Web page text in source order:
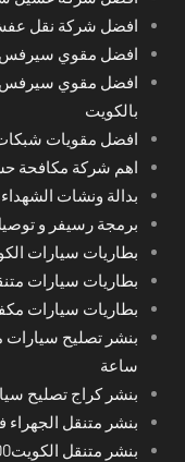
افضل شركة نقل عفش
افضل مقوي سيرفس
افضل مقوي سيرفس
بالكويت
افضل مقويات
اهم شركة مكافحة
بدالة ونشات
برمجة رسيفر و توصيل ريموت 24 ساعة
بطاريات سيارات
بطاريات سيارات
بطاريات سيارات
ساعة
بنشر كراج تصليح
بنشر متنقل الجهراء
بنشر متنقل الكويت55336600